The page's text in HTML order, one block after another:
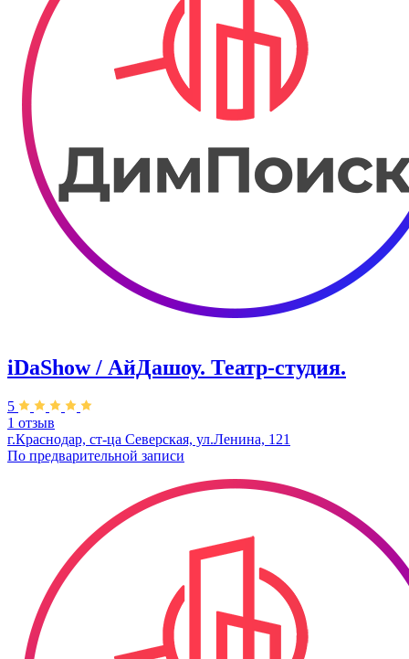
iDaShow / АйДашоу. Театр-студия.
5
1 отзыв
г.Краснодар, ст-ца Северская, ул.Ленина, 121
По предварительной записи